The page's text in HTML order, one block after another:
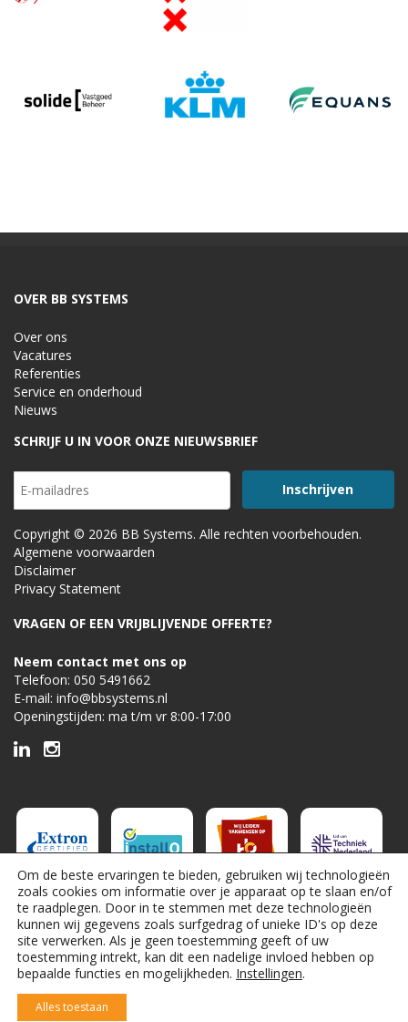
OVER BB SYSTEMS
Over ons
Vacatures
Referenties
Service en onderhoud
Nieuws
SCHRIJF U IN VOOR ONZE NIEUWSBRIEF
Copyright © 2026 BB Systems. Alle rechten voorbehouden.
Algemene voorwaarden
Disclaimer
Privacy Statement
VRAGEN OF EEN VRIJBLIJVENDE OFFERTE?
Neem contact met ons op
Telefoon: 050 5491662
E-mail: info@bbsystems.nl
Openingstijden: ma t/m vr 8:00-17:00
Om de beste ervaringen te bieden, gebruiken wij technologieën
zoals cookies om informatie over je apparaat op te slaan en/of
te raadplegen. Door in te stemmen met deze technologieën
kunnen wij gegevens zoals surfgedrag of unieke ID's op deze
site verwerken. Als je geen toestemming geeft of uw
toestemming intrekt, kan dit een nadelige invloed hebben op
bepaalde functies en mogelijkheden. Instellingen.
Alles toestaan